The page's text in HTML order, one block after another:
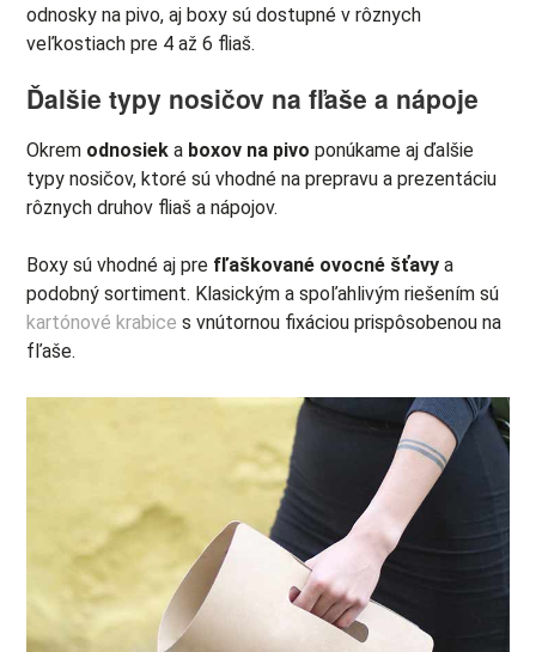
odnosky na pivo, aj boxy sú dostupné v rôznych
veľkostiach pre 4 až 6 fliaš.
Ďalšie typy nosičov na fľaše a nápoje
Okrem odnosiek a boxov na pivo ponúkame aj ďalšie
typy nosičov, ktoré sú vhodné na prepravu a prezentáciu
rôznych druhov fliaš a nápojov.
Boxy sú vhodné aj pre fľaškované ovocné šťavy a
podobný sortiment. Klasickým a spoľahlivým riešením sú
kartónové krabice s vnútornou fixáciou prispôsobenou na
fľaše.